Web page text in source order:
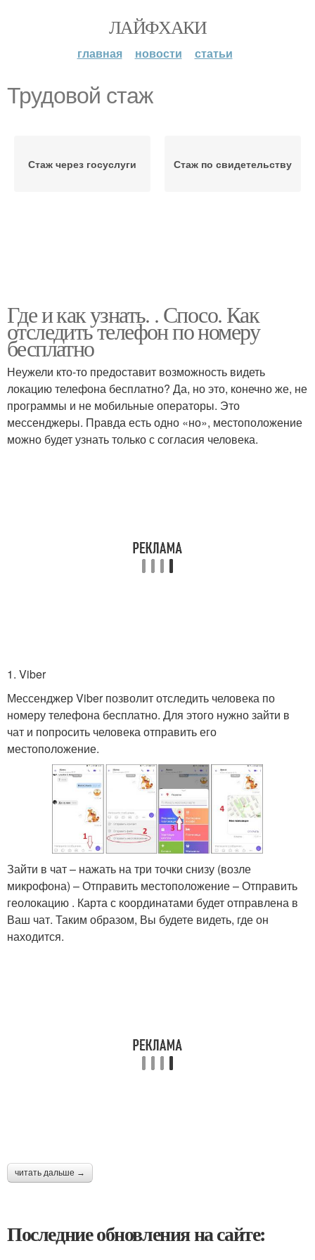
ЛАЙФХАКИ
главная новости статьи
Трудовой стаж
Стаж через госуслуги Стаж по свидетельству
Где и как узнать. . Спосо. Как
отследить телефон по номеру
бесплатно
Неужели кто-то предоставит возможность видеть
локацию телефона бесплатно? Да, но это, конечно же, не
программы и не мобильные операторы. Это
мессенджеры. Правда есть одно «но», местоположение
можно будет узнать только с согласия человека.
1. Viber
Мессенджер Viber позволит отследить человека по
номеру телефона бесплатно. Для этого нужно зайти в
чат и попросить человека отправить его
местоположение.
Зайти в чат – нажать на три точки снизу (возле
микрофона) – Отправить местоположение – Отправить
геолокацию . Карта с координатами будет отправлена в
Ваш чат. Таким образом, Вы будете видеть, где он
находится.
читать дальше →
Последние обновления на сайте: